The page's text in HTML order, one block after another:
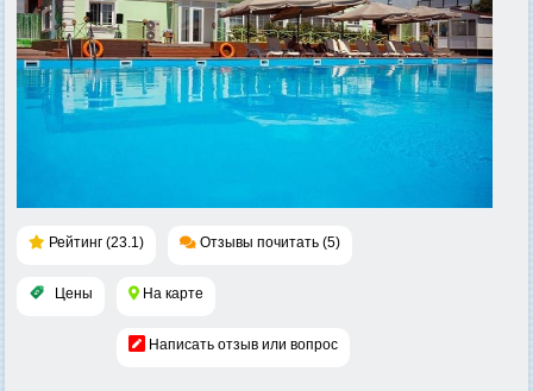
Рейтинг (23.1) Отзывы почитать (5)
Цены На карте
Написать отзыв или вопрос